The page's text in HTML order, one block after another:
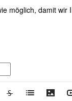
möglich, damit